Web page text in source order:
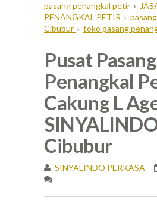
pasang penangkal petir ›
PENANGKAL PETIR ›
Cibubur › toko pasang
Pusat Pasang
Penangkal
Cakung L
Cibubur
SINYALINDO PERKASA